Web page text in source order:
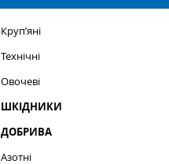
Круп’яні
Технічні
Овочеві
ШКІДНИКИ
ДОБРИВА
Азотні